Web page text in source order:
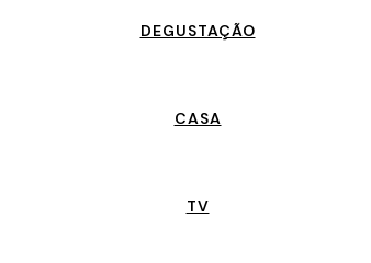
DEGUSTAÇÃO
CASA
TV